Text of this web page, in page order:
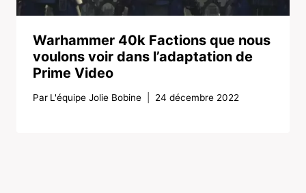
Warhammer 40k Factions que nous
voulons voir dans l’adaptation de
Prime Video
Par L'équipe Jolie Bobine 24 décembre 2022